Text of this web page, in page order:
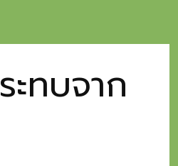
ทบจาก